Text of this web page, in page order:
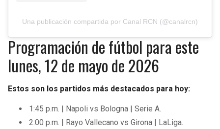
Una publicación compartida por Canal RCN (@canalrcn)
Programación de fútbol para este
lunes, 12 de mayo de 2026
Estos son los partidos más destacados para hoy:
1:45 p.m. | Napoli vs Bologna | Serie A.
2:00 p.m. | Rayo Vallecano vs Girona | LaLiga.